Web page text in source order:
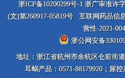
浙ICP备10200299号-1 浙广审准许
(文)第260917-05819号 互联网药品信
营性-2021-
浙公网安备
地址：浙江省杭州市余杭区仓前街
耳蜗产品：0571-88179920；尿控